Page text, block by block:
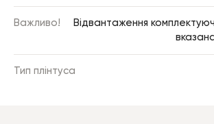
Важливо!
Відвантаження
Тип плінтуса